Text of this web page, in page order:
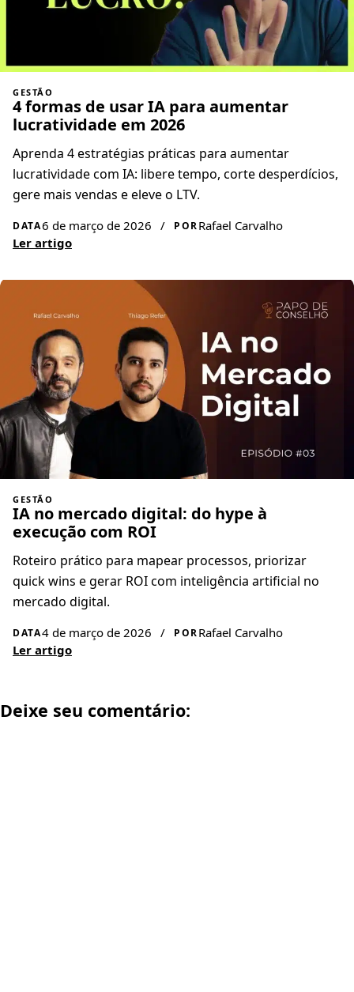
GESTÃO
4 formas de usar IA para aumentar
lucratividade em 2026
Aprenda 4 estratégias práticas para aumentar
lucratividade com IA: libere tempo, corte desperdícios,
gere mais vendas e eleve o LTV.
DATA6 de março de 2026 / PORRafael Carvalho
Ler artigo
GESTÃO
IA no mercado digital: do hype à
execução com ROI
Roteiro prático para mapear processos, priorizar
quick wins e gerar ROI com inteligência artificial no
mercado digital.
DATA4 de março de 2026 / PORRafael Carvalho
Ler artigo
Deixe seu comentário: